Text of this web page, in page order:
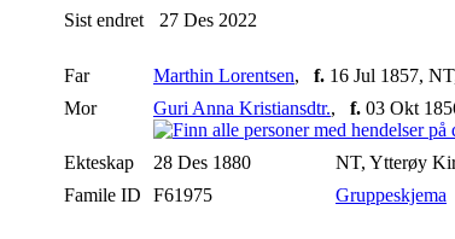
Sist endret
27 Des 2022
Far Marthin Lorentsen, f. 16 Jul 1857,
Mor
Guri Anna Kristiansdtr., f. 03 Okt
Ekteskap 28 Des 1880 NT, Ytterøy
Famile ID
F61975 Gruppeskjema